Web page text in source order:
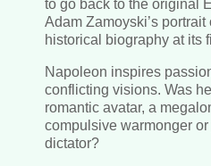
to go back to the original
Adam Zamoyski’s
historical biography at its
Napoleon inspires
conflicting visions. Was
romantic avatar, a
compulsive warmonger
dictator?